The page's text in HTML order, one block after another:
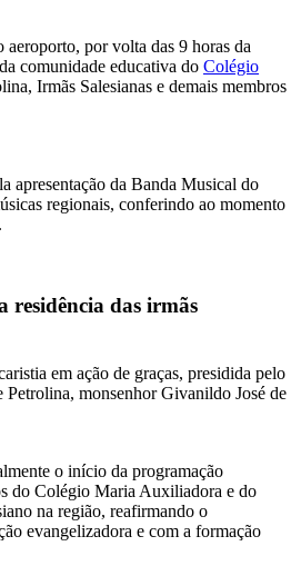
por volta das 9 horas da
comunidade educativa do Colégio
Irmãs Salesianas e demais membros
apresentação da Banda Musical do
regionais, conferindo ao momento
residência das irmãs
em ação de graças, presidida pelo
monsenhor Givanildo José de
o início da programação
do Colégio Maria Auxiliadora e do
na região, reafirmando o
evangelizadora e com a formação